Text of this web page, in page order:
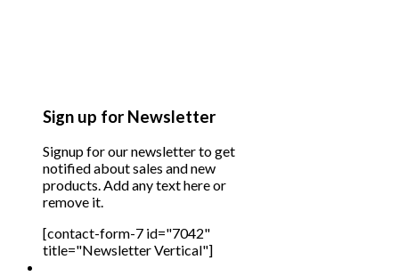
Sign up for Newsletter
Signup for our newsletter to get
notified about sales and new
products. Add any text here or
remove it.
[contact-form-7 id="7042"
title="Newsletter Vertical"]